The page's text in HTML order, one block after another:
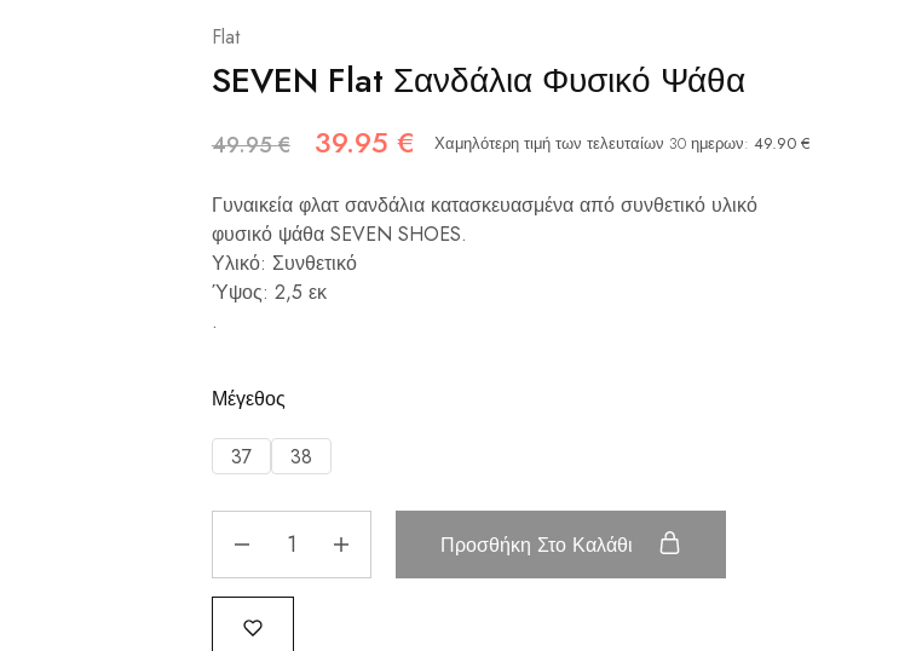
Flat
SEVEN Flat Σανδάλια Φυσικό Ψάθα
49.95€ 39.95 € Χαμηλότερη τιμή των τελευταίων 30 ημερων: 49.90 €
Γυναικεία φλατ σανδάλια κατασκευασμένα από συνθετικό υλικό
φυσικό ψάθα SEVEN SHOES.
Υλικό: Συνθετικό
Ύψος: 2,5 εκ
.
Μέγεθος
37 38
Προσθήκη Στο Καλάθι